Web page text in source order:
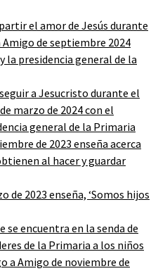
el amor de Jesús durante
de septiembre 2024
la presidencia general de la
a Jesucristo durante el
marzo de 2024 con el
general de la Primaria
de 2023 enseña acerca
al hacer y guardar
de 2023 enseña, ‘Somos hijos
se encuentra en la senda de
de la Primaria a los niños
a Amigo de noviembre de